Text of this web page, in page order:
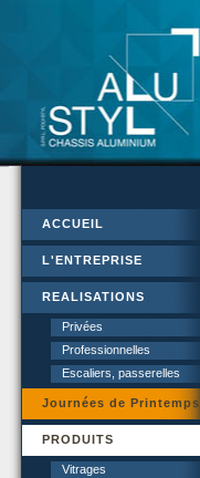
ACCUEIL
L'ENTREPRISE
REALISATIONS
Privées
Professionnelles
Escaliers, passerelles
Journées de Printemps!
PRODUITS
Vitrages